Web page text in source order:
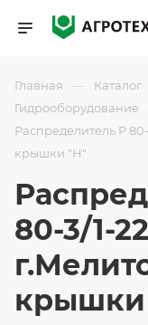
Главная — Каталог
Гидрооборудование
Распределитель Р
крышки "Н"
80-3/1-